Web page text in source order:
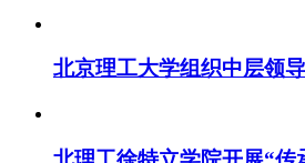
北京理工大学组织中层领